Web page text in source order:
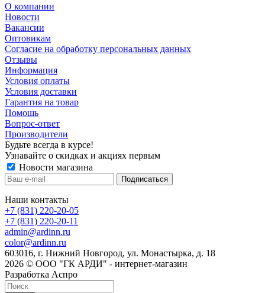
О компании
Новости
Вакансии
Оптовикам
Cогласие на обработку персональных данных
Отзывы
Информация
Условия оплаты
Условия доставки
Гарантия на товар
Помощь
Вопрос-ответ
Производители
Будьте всегда в курсе!
Узнавайте о скидках и акциях первым
Новости магазина
Наши контакты
+7 (831) 220-20-05
+7 (831) 220-20-11
admin@ardinn.ru
color@ardinn.ru
603016, г. Нижний Новгород, ул. Монастырка, д. 18
2026 © ООО "ГК АРДИ" - интернет-магазин
Разработка Аспро